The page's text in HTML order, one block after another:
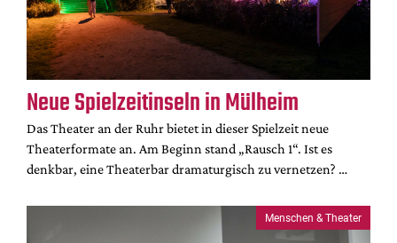
DdB-map
Kalender
Premierensuche
Festival-Planer
Hefte
Alle Hefte
Neue Spielzeitinseln in Mülheim
Das Theater an der Ruhr bietet in dieser Spielzeit neue
Theaterformate an. Am Beginn stand „Rausch 1“. Ist es
denkbar, eine Theaterbar dramaturgisch zu vernetzen? …
Menschen & Theater